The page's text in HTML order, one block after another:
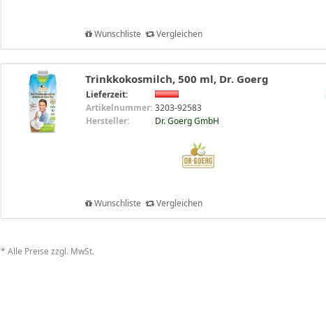
Wunschliste Vergleichen
Trinkkokosmilch, 500 ml, Dr. Goerg
Lieferzeit:
Artikelnummer: 3203-92583
Hersteller:
Dr. Goerg GmbH
Wunschliste Vergleichen
* Alle Preise zzgl. MwSt.